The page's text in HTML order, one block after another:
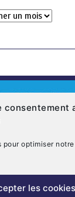
consentement
pour optimiser
les cookies
légales